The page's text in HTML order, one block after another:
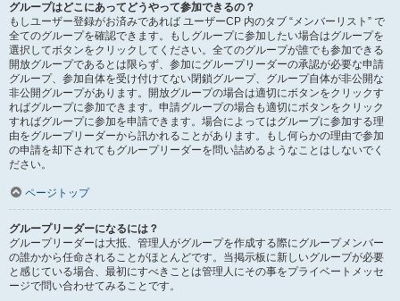
グループはどこにあってどうやって参加できるの？
もしユーザー登録がお済みであれば ユーザーCP 内のタブ “メンバーリスト” で
全てのグループを確認できます。もしグループに参加したい場合はグループを
選択してボタンをクリックしてください。全てのグループが誰でも参加できる
開放グループであるとは限らず、参加にグループリーダーの承認が必要な申請
グループ、参加自体を受け付けてない閉鎖グループ、グループ自体が非公開な
非公開グループがあります。開放グループの場合は適切にボタンをクリックす
ればグループに参加できます。申請グループの場合も適切にボタンをクリック
すればグループに参加を申請できます。場合によってはグループに参加する理
由をグループリーダーから訊かれることがあります。もし何らかの理由で参加
の申請を却下されてもグループリーダーを問い詰めるようなことはしないでく
ださい。
ページトップ
グループリーダーになるには？
グループリーダーは大抵、管理人がグループを作成する際にグループメンバー
の誰かから任命されることがほとんどです。当掲示板に新しいグループが必要
と感じている場合、最初にすべきことは管理人にその事をプライベートメッセ
ージで問い合わせてみることです。